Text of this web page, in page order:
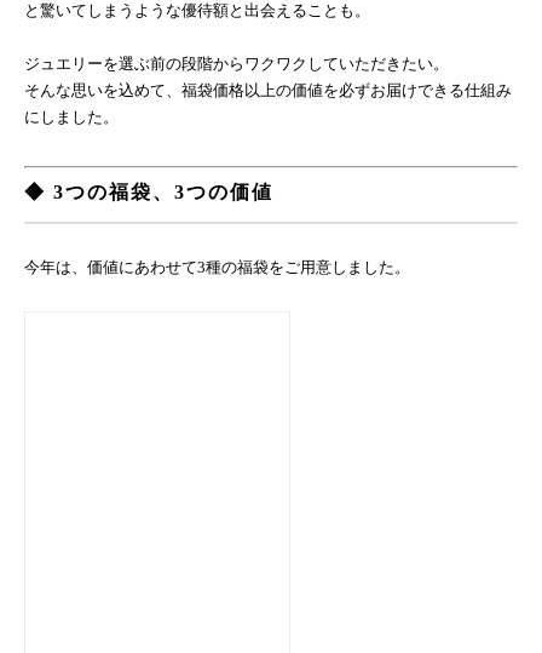
と驚いてしまうような優待額と出会えることも。
ジュエリーを選ぶ前の段階からワクワクしていただきたい。
そんな思いを込めて、福袋価格以上の価値を必ずお届けできる仕組み
にしました。
◆ 3つの福袋、3つの価値
今年は、価値にあわせて3種の福袋をご用意しました。